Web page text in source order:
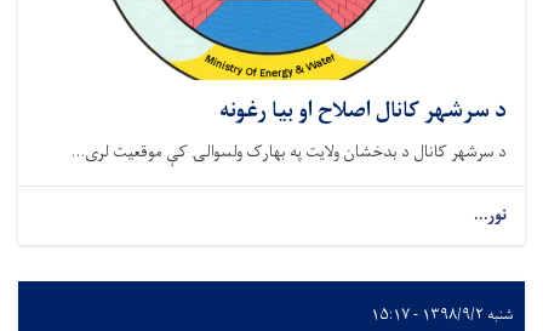
د سرشهر کانال اصلاح او بیا رغونه
د سرشهر کانال د بدخشان ولایت په بهارک ولسوالۍ کې موقعیت لری...
نور...
شنبه ۱۳۹۸/۹/۲ - ۱۵:۱۷